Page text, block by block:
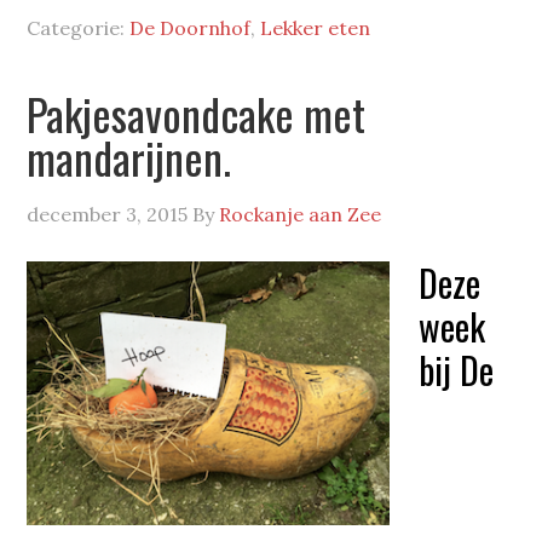
Categorie: De Doornhof, Lekker eten
Pakjesavondcake met
mandarijnen.
december 3, 2015 By Rockanje aan Zee
Deze
week
bij De